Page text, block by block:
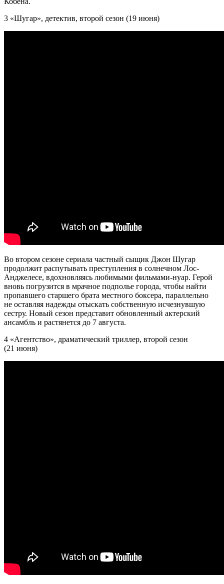
3 «Шугар», детектив, второй сезон (19 июня)
Во втором сезоне сериала частный сыщик Джон Шугар
продолжит распутывать преступления в солнечном Лос-
Анджелесе, вдохновляясь любимыми фильмами-нуар. Герой
вновь погрузится в мрачное подполье города, чтобы найти
пропавшего старшего брата местного боксера, параллельно
не оставляя надежды отыскать собственную исчезнувшую
сестру. Новый сезон представит обновленный актерский
ансамбль и растянется до 7 августа.
4 «Агентство», драматический триллер, второй сезон
(21 июня)